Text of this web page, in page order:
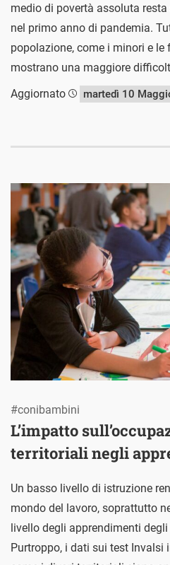
medio di povertà assoluta
nel primo anno di pandemia.
popolazione, come i minori e
mostrano una maggiore
Aggiornato
martedì 10
L’impatto
territoriali negli
#conibambini
Un basso livello di istruzione
mondo del lavoro, soprattutto
livello degli apprendimenti
Purtroppo, i dati sui test Invalsi